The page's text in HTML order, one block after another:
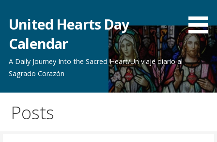
content
United Hearts Day
Calendar
A Daily Journey Into the Sacred Heart/Un viaje diario al
Sagrado Corazón
Posts